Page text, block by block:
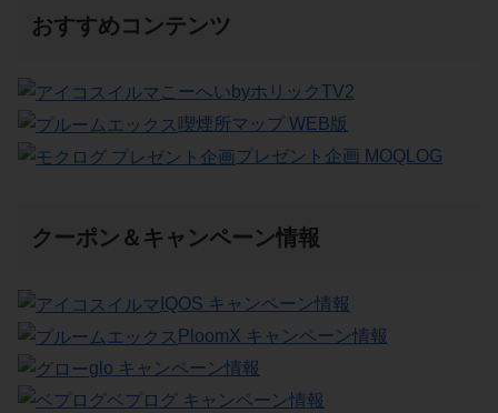
おすすめコンテンツ
こーへいbyホリックTV2
喫煙所マップ WEB版
プレゼント企画 MOQLOG
クーポン＆キャンペーン情報
IQOS キャンペーン情報
PloomX キャンペーン情報
glo キャンペーン情報
ベプログ キャンペーン情報